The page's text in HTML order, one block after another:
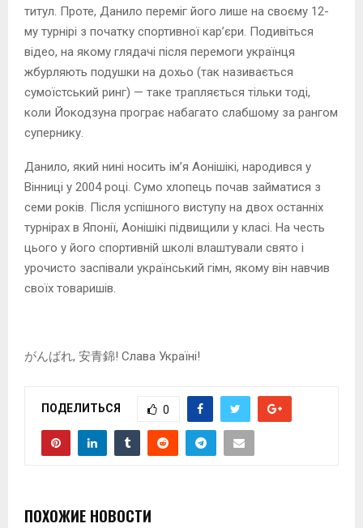
титул. Проте, Данило переміг його лише на своєму 12-
му турнірі з початку спортивної кар’єри. Подивіться
відео, на якому глядачі після перемоги українця
жбурляють подушки на дохьо (так називається
сумоїстський ринг) — таке трапляється тільки тоді,
коли Йокодзуна програє набагато слабшому за рангом
супернику.
Данило, який нині носить ім’я Аонішікі, народився у
Вінниці у 2004 році. Сумо хлопець почав займатися з
семи років. Після успішного виступу на двох останніх
турнірах в Японії, Аонішікі підвищили у класі. На честь
цього у його спортивній школі влаштували свято і
урочисто заспівали український гімн, якому він навчив
своїх товаришів.
がんばれ, 安青錦! Слава Україні!
ПОДЕЛИТЬСЯ 0
ПОХОЖИЕ НОВОСТИ